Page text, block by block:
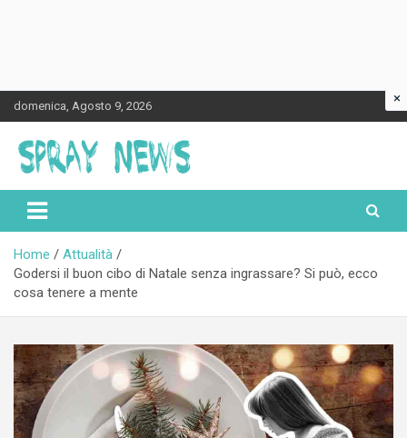
Skip
to
content
domenica, Agosto 9, 2026
Spraynews.it
Home
Attualità
Godersi il buon cibo di Natale senza ingrassare? Si può, ecco
cosa tenere a mente
×